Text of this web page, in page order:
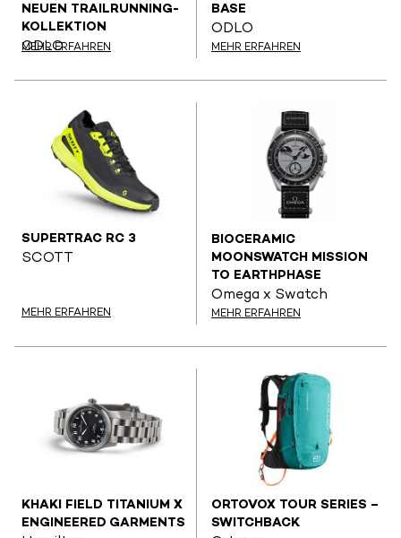
NEUEN TRAILRUNNING-
KOLLEKTION
ODLO
MEHR ERFAHREN
BASE
ODLO
MEHR ERFAHREN
SUPERTRAC RC 3
SCOTT
MEHR ERFAHREN
BIOCERAMIC
MOONSWATCH MISSION
TO EARTHPHASE
Omega x Swatch
MEHR ERFAHREN
KHAKI FIELD TITANIUM X
ENGINEERED GARMENTS
ORTOVOX TOUR SERIES –
SWITCHBACK